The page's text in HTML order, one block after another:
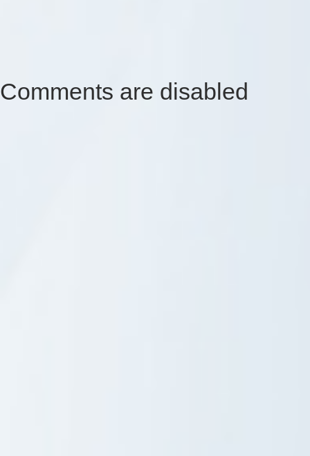
Comments are disabled